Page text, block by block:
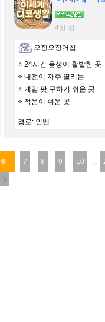
4일 전
오징오징어칩
⭐️ 24시간 음성이 활발한 곳
⭐️ 내전이 자주 열리는
⭐️ 게임 팟 구하기 쉬운 곳
⭐️ 적응이 쉬운 곳
경로: 인벤
6 7 8 9 10 ...